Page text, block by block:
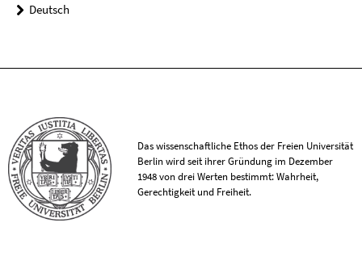
Deutsch
Das wissenschaftliche Ethos der Freien Universität
Berlin wird seit ihrer Gründung im Dezember
1948 von drei Werten bestimmt: Wahrheit,
Gerechtigkeit und Freiheit.